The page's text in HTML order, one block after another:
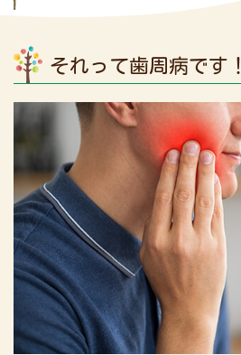
それって歯周病です！